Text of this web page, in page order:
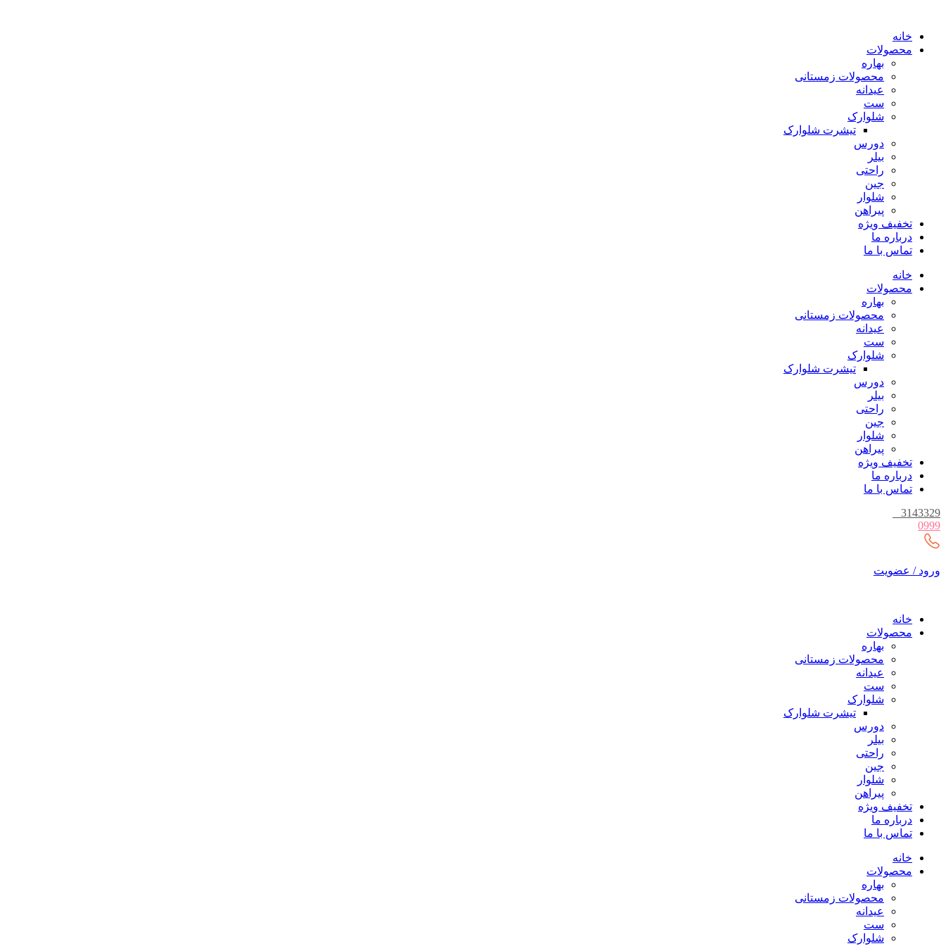
محتوا
خانه
محصولات
بهاره
محصولات زمستانی
عیدانه
ست
شلوارک
تیشرت شلوارک
دورس
بیلر
راحتی
جین
شلوار
پیراهن
تخفیف ویژه
درباره ما
تماس با ما
خانه
محصولات
بهاره
محصولات زمستانی
عیدانه
ست
شلوارک
تیشرت شلوارک
دورس
بیلر
راحتی
جین
شلوار
پیراهن
تخفیف ویژه
درباره ما
تماس با ما
3143329
0999
ورود / عضویت
خانه
محصولات
بهاره
محصولات زمستانی
عیدانه
ست
شلوارک
تیشرت شلوارک
دورس
بیلر
راحتی
جین
شلوار
پیراهن
تخفیف ویژه
درباره ما
تماس با ما
خانه
محصولات
بهاره
محصولات زمستانی
عیدانه
ست
شلوارک